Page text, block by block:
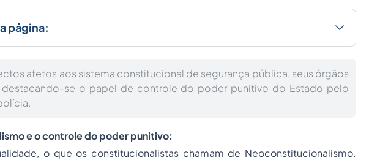
página:
afetos aos sistema constitucional de segurança pública, seus órgãos
destacando-se o papel de controle do poder punitivo do Estado pelo
e o controle do poder punitivo:
o que os constitucionalistas chamam de Neoconstitucionalismo.